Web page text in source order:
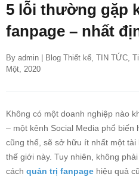
5 lỗi thường gặp
fanpage – nhất
By admin Blog Thiết kế, TIN TỨC,
Một, 2020
Không có một doanh nghiệp nào
– một kênh Social Media phổ biến
cũng thế, sẽ sở hữu ít nhất một
thế giới này. Tuy nhiên, không
cách quản trị fanpage hiệu quả